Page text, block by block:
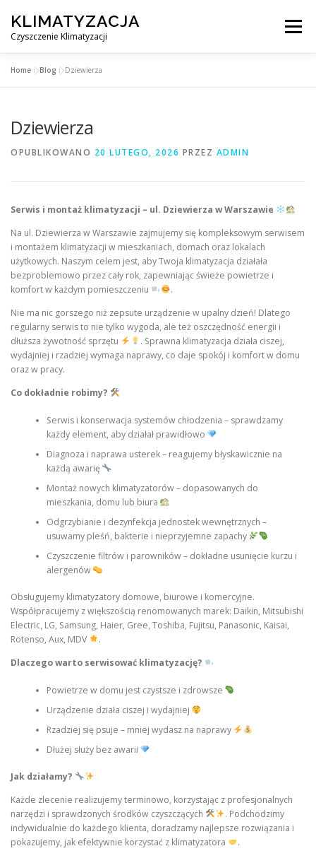
treści
KLIMATYZACJA
Czyszczenie Klimatyzacji
Menu
OBSŁUGIWANE MIASTA POD WARSZAWĄ
Home »Blog »Dziewierza
Dziewierza
OPUBLIKOWANO 20 LUTEGO, 2026 PRZEZ ADMIN
Serwis i montaż klimatyzacji – ul. Dziewierza w Warszawie
Na ul. Dziewierza w Warszawie zajmujemy się kompleksowym serwisem
i montażem klimatyzacji w mieszkaniach, domach oraz lokalach
użytkowych. Naszym celem jest, aby Twoja klimatyzacja działała
bezproblemowo przez cały rok, zapewniając świeże powietrze i
komfort w każdym pomieszczeniu
.
Nie ma nic gorszego niż zepsute urządzenie w upalny dzień! Dlatego
regularny serwis to nie tylko wygoda, ale też oszczędność energii i
dłuższa żywotność sprzętu
. Sprawna klimatyzacja działa ciszej,
wydajniej i rzadziej wymaga naprawy, co daje spokój i komfort w domu
oraz w pracy.
Co dokładnie robimy?
Serwis i konserwacja systemów chłodzenia – sprawdzamy
każdy element, aby działał prawidłowo
Diagnoza i naprawa usterek – reagujemy błyskawicznie na
każdą awarię
Montaż nowych klimatyzatorów – dopasowanych do
mieszkania, domu lub biura
Odgrzybianie i dezynfekcja jednostek wewnętrznych –
usuwamy pleśń, bakterie i nieprzyjemne zapachy
Czyszczenie filtrów i parowników – dokładne usunięcie kurzu i
alergenów
Obsługujemy klimatyzatory domowe, biurowe i komercyjne.
Współpracujemy z większością renomowanych marek: Daikin, Mitsubishi
Electric, LG, Samsung, Haier, Gree, Toshiba, Fujitsu, Panasonic, Kaisai,
Rotenso, Aux, MDV
.
Dlaczego warto serwisować klimatyzację?
Powietrze w domu jest czystsze i zdrowsze
Urządzenie działa ciszej i wydajniej
Rzadziej się psuje – mniej wydasz na naprawy
Dłużej służy bez awarii
Jak działamy?
Każde zlecenie realizujemy terminowo, korzystając z profesjonalnych
narzędzi i sprawdzonych środków czyszczących
. Podchodzimy
indywidualnie do każdego klienta, doradzamy najlepsze rozwiązania i
pokazujemy, jak efektywnie korzystać z klimatyzatora
.